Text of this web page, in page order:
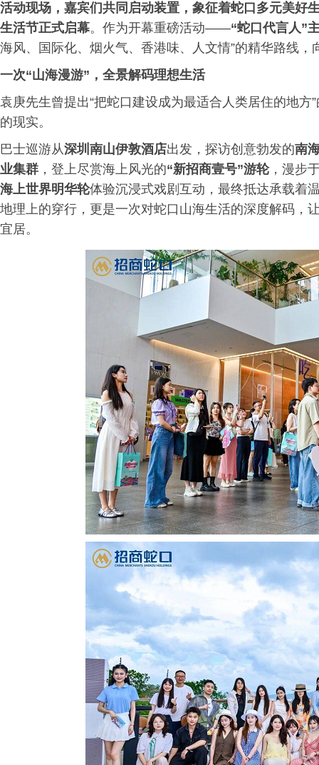
活动现场，嘉宾们共同启动装置，象征着蛇口多元美好
生活节正式启幕。作为开幕重磅活动——“蛇口代言人”
海风、国际化、烟火气、香港味、人文情”的精华路线
一次“山海漫游”，全景解码理想生活
袁庚先生曾提出“把蛇口建设成为最适合人类居住的地
的现实。
巴士巡游从深圳南山伊敦酒店出发，探访创意勃发的南
业集群 ，登上尽赏海上风光的“新招商壹号”游轮，漫步
海上世界明华轮体验沉浸式戏剧互动，最终抵达承载着
地理上的穿行，更是一次对蛇口山海生活的深度解码，
宜居。